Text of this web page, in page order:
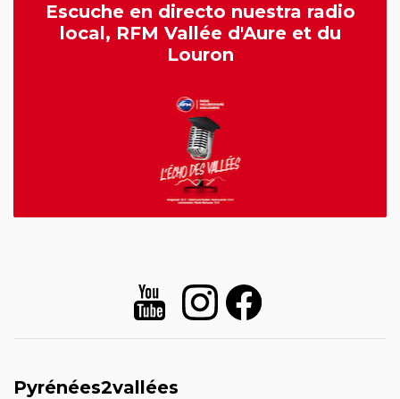
Escuche en directo nuestra radio
local, RFM Vallée d'Aure et du
Louron
Pyrénées2vallées